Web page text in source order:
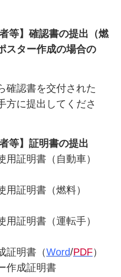
等】確認書の提出（燃
スター作成の場合の
確認書を交付された
方に提出してくださ
等】証明書の提出
用証明書（自動車）
用証明書（燃料）
用証明書（運転手）
証明書（Word/PDF）
作成証明書